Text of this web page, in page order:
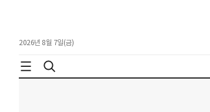
2026년 8월 7일(금)